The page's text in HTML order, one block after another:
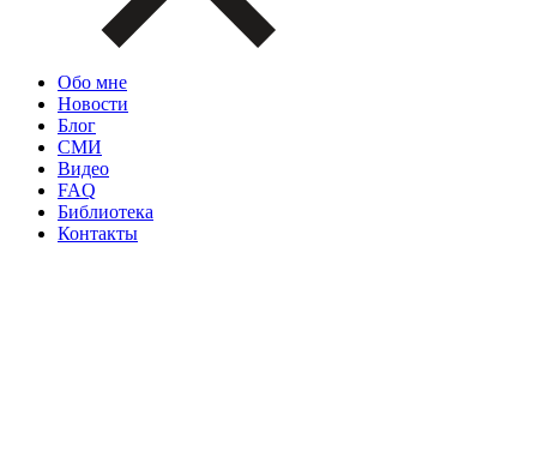
Обо мне
Новости
Блог
СМИ
Видео
FAQ
Библиотека
Контакты